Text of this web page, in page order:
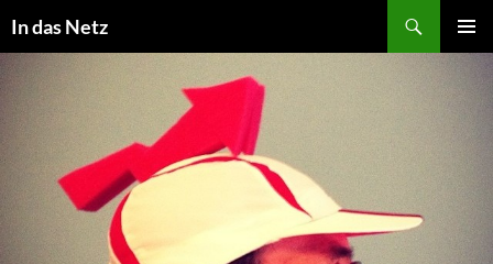
Inhalt
springen
In das Netz
MENÜ